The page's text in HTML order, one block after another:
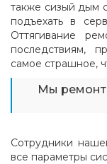
также сизый дым
подъехать в
Оттягивание
последствиям,
самое страшное,
Мы
Сотрудники
все параметры